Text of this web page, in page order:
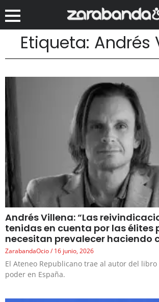
Etiqueta: Andrés
Andrés Villena: “Las
tenidas en cuenta por las élites
necesitan prevalecer haciendo
ZarabandaOcio 16 junio, 2026
El Ateneo Republicano trae al autor del
poder en España.